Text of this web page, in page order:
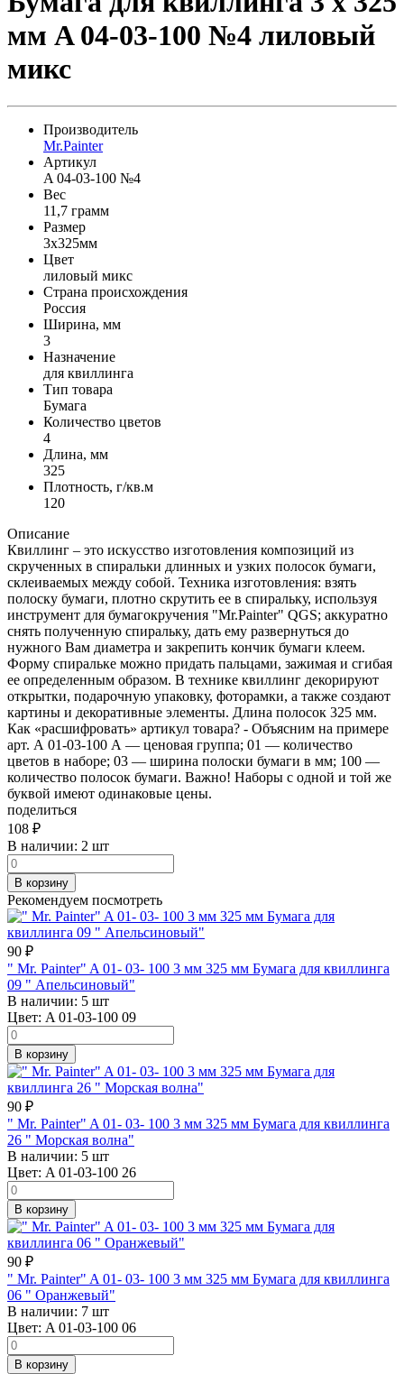
мм A 04-03-100 №4 лиловый
микс
Производитель
Mr.Painter
Артикул
A 04-03-100 №4
Вес
11,7 грамм
Размер
3x325мм
Цвет
лиловый микс
Страна происхождения
Россия
Ширина, мм
3
Назначение
для квиллинга
Тип товара
Бумага
Количество цветов
4
Длина, мм
325
Плотность, г/кв.м
120
Описание
Квиллинг – это искусство изготовления композиций из
скрученных в спиральки длинных и узких полосок бумаги,
склеиваемых между собой. Техника изготовления: взять
полоску бумаги, плотно скрутить ее в спиральку, используя
инструмент для бумагокручения "Mr.Painter" QGS; аккуратно
снять полученную спиральку, дать ему развернуться до
нужного Вам диаметра и закрепить кончик бумаги клеем.
Форму спиральке можно придать пальцами, зажимая и сгибая
ее определенным образом. В технике квиллинг декорируют
открытки, подарочную упаковку, фоторамки, а также создают
картины и декоративные элементы. Длина полосок 325 мм.
Как «расшифровать» артикул товара? - Объясним на примере
арт. А 01-03-100 А — ценовая группа; 01 — количество
цветов в наборе; 03 — ширина полоски бумаги в мм; 100 —
количество полосок бумаги. Важно! Наборы с одной и той же
буквой имеют одинаковые цены.
поделиться
108 ₽
В наличии: 2 шт
В корзину
Рекомендуем посмотреть
90 ₽
" Mr. Painter" A 01- 03- 100 3 мм 325 мм Бумага для квиллинга
09 " Апельсиновый"
В наличии: 5 шт
Цвет: A 01-03-100 09
В корзину
90 ₽
" Mr. Painter" A 01- 03- 100 3 мм 325 мм Бумага для квиллинга
26 " Морская волна"
В наличии: 5 шт
Цвет: A 01-03-100 26
В корзину
90 ₽
" Mr. Painter" A 01- 03- 100 3 мм 325 мм Бумага для квиллинга
06 " Оранжевый"
В наличии: 7 шт
Цвет: A 01-03-100 06
В корзину